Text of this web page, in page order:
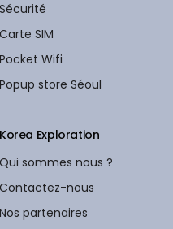
Sécurité
Carte SIM
Pocket Wifi
Popup store Séoul
Korea Exploration
Qui sommes nous ?
Contactez-nous
Nos partenaires